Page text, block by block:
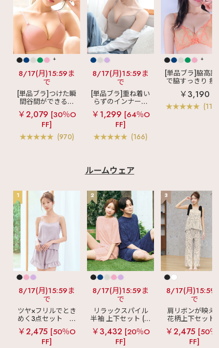
+
8/17(月)15:59ま
で
[単品ブラ]つけた瞬
間谷間ができるシ
ームレスブラ
超
盛ブラ(R) シームレ
ス 単品ブラジャー
￥2,079 [30％O
FF]
(970)
8/17(月)15:59ま
で
[単品ブラ]重ね着い
らずのインナーブ
ラ
リッチバスト
ブラトップ (ワイヤ
ー入り)
￥1,299 [64％O
FF]
(166)
+
[単品ブラ]脇高設
で脇すっきり 痩
見えブラ
カシ
クールレース脇
ブラ(R) 単品ブラ
ャー
￥3,190
ルームウェア
1
8/17(月)15:59ま
で
ツヤ×フリルでとき
めく3点セット
シ
ルキー ショートパ
ンツ 3点セット
￥2,475 [50％O
FF]
2
8/17(月)15:59ま
で
リラックスパイル
半袖 上下セット (男
女兼用サイズ)
￥3,432 [20％O
FF]
3
8/17(月)15:59
で
肩リボンが映え
花柄上下セット
メニーフラワー
ングパンツ 上下
ット
￥2,475 [50
FF]